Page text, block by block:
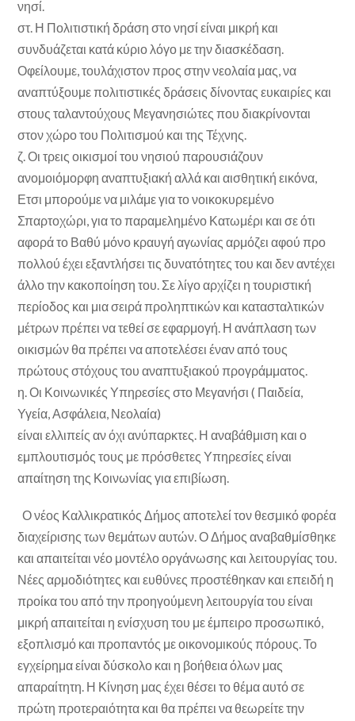
νησί.
στ. Η Πολιτιστική δράση στο νησί είναι μικρή και
συνδυάζεται κατά κύριο λόγο με την διασκέδαση.
Οφείλουμε, τουλάχιστον προς στην νεολαία μας, να
αναπτύξουμε πολιτιστικές δράσεις δίνοντας ευκαιρίες και
στους ταλαντούχους Μεγανησιώτες που διακρίνονται
στον χώρο του Πολιτισμού και της Τέχνης.
ζ. Οι τρεις οικισμοί του νησιού παρουσιάζουν
ανομοιόμορφη αναπτυξιακή αλλά και αισθητική εικόνα,
Ετσι μπορούμε να μιλάμε για το νοικοκυρεμένο
Σπαρτοχώρι, για το παραμελημένο Κατωμέρι και σε ότι
αφορά το Βαθύ μόνο κραυγή αγωνίας αρμόζει αφού προ
πολλού έχει εξαντλήσει τις δυνατότητες του και δεν αντέχει
άλλο την κακοποίηση του. Σε λίγο αρχίζει η τουριστική
περίοδος και μια σειρά προληπτικών και κατασταλτικών
μέτρων πρέπει να τεθεί σε εφαρμογή. Η ανάπλαση των
οικισμών θα πρέπει να αποτελέσει έναν από τους
πρώτους στόχους του αναπτυξιακού προγράμματος.
η. Οι Κοινωνικές Υπηρεσίες στο Μεγανήσι ( Παιδεία,
Υγεία, Ασφάλεια, Νεολαία)
είναι ελλιπείς αν όχι ανύπαρκτες. Η αναβάθμιση και ο
εμπλουτισμός τους με πρόσθετες Υπηρεσίες είναι
απαίτηση της Κοινωνίας για επιβίωση.
Ο νέος Καλλικρατικός Δήμος αποτελεί τον θεσμικό φορέα
διαχείρισης των θεμάτων αυτών. Ο Δήμος αναβαθμίσθηκε
και απαιτείται νέο μοντέλο οργάνωσης και λειτουργίας του.
Νέες αρμοδιότητες και ευθύνες προστέθηκαν και επειδή η
προίκα του από την προηγούμενη λειτουργία του είναι
μικρή απαιτείται η ενίσχυση του με έμπειρο προσωπικό,
εξοπλισμό και προπαντός με οικονομικούς πόρους. Το
εγχείρημα είναι δύσκολο και η βοήθεια όλων μας
απαραίτητη. Η Κίνηση μας έχει θέσει το θέμα αυτό σε
πρώτη προτεραιότητα και θα πρέπει να θεωρείτε την